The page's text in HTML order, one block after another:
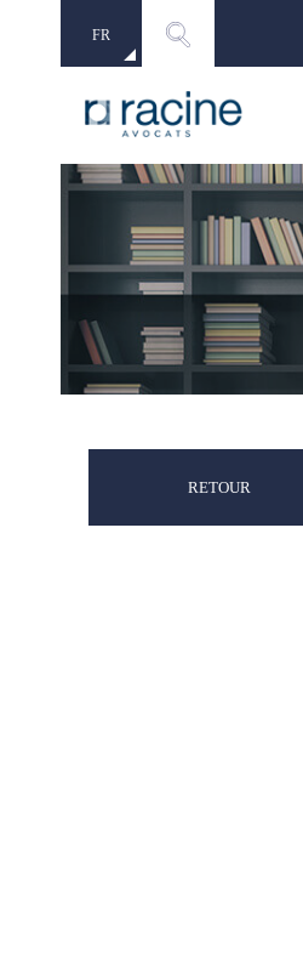
FR
EN
RETOUR